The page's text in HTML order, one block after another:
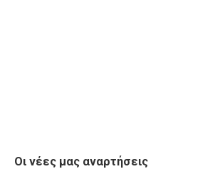
Οι νέες μας αναρτήσεις